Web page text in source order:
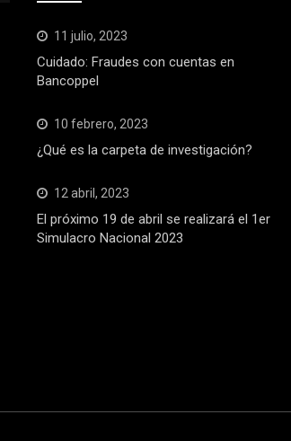
11 julio, 2023
Cuidado: Fraudes con cuentas en
Bancoppel
10 febrero, 2023
¿Qué es la carpeta de investigación?
12 abril, 2023
El próximo 19 de abril se realizará el 1er
Simulacro Nacional 2023